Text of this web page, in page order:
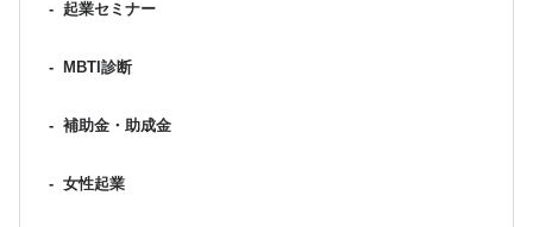
- 起業セミナー
- MBTI診断
- 補助金・助成金
- 女性起業